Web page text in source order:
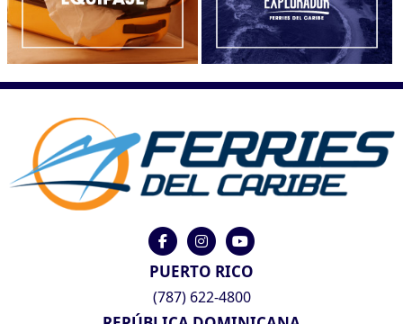
PUERTO RICO
(787) 622-4800